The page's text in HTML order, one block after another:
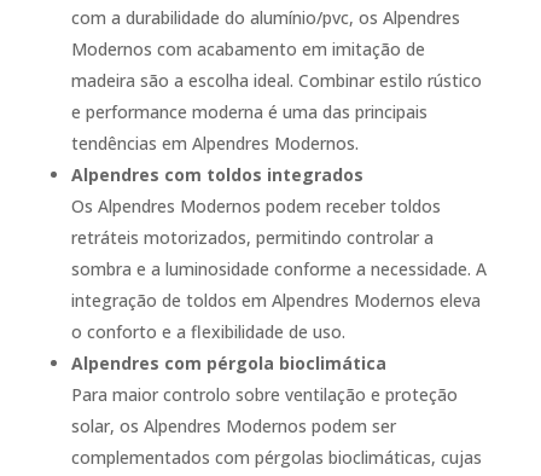
com a durabilidade do alumínio/pvc, os Alpendres
Modernos com acabamento em imitação de
madeira são a escolha ideal. Combinar estilo rústico
e performance moderna é uma das principais
tendências em Alpendres Modernos.
Alpendres com toldos integrados
Os Alpendres Modernos podem receber toldos
retráteis motorizados, permitindo controlar a
sombra e a luminosidade conforme a necessidade. A
integração de toldos em Alpendres Modernos eleva
o conforto e a flexibilidade de uso.
Alpendres com pérgola bioclimática
Para maior controlo sobre ventilação e proteção
solar, os Alpendres Modernos podem ser
complementados com pérgolas bioclimáticas, cujas